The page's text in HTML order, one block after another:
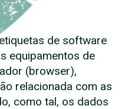
de software
equipamentos de
(browser),
relacionada com as
como tal, os dados